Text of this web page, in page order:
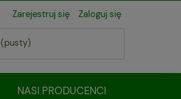
Zarejestruj się Zaloguj się
(pusty)
NASI PRODUCENCI